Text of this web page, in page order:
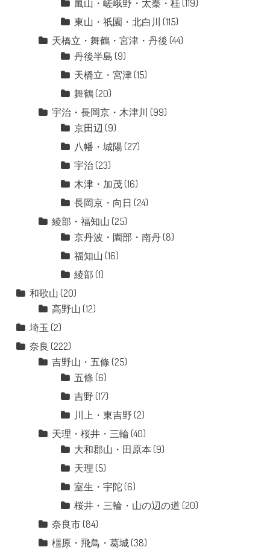
嵐山・嵯峨野・太秦・桂 (119)
東山・祇園・北白川 (115)
天橋立・舞鶴・宮津・丹後 (44)
丹後半島 (9)
天橋立・宮津(15)
舞鶴(20)
宇治・長岡京・木津川 (99)
京田辺 (9)
八幡・城陽 (27)
宇治(23)
木津・加茂(16)
長岡京・向日 (24)
綾部・福知山 (25)
京丹波・園部・南丹(8)
福知山 (16)
綾部 (1)
和歌山 (20)
高野山 (12)
埼玉 (2)
奈良 (222)
吉野山・五條 (25)
五條 (6)
吉野 (17)
川上・東吉野 (2)
天理・桜井・三輪 (40)
大和郡山・田原本 (9)
天理 (5)
室生・宇陀(6)
桜井・三輪・山の辺の道 (20)
奈良市(84)
橿原・飛鳥・葛城(38)